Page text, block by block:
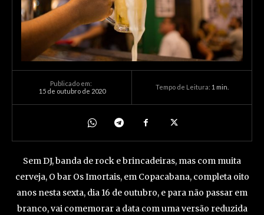
Publicado em:
15 de outubro de 2020
Tempo de Leitura: 1 min.
Sem DJ, banda de rock e brincadeiras, mas com muita
cerveja, O bar Os Imortais, em Copacabana, completa oito
anos nesta sexta, dia 16 de outubro, e para não passar em
branco, vai comemorar a data com uma versão reduzida